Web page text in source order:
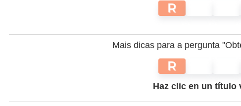
R
Mais dicas para a pergunta
R
Haz clic en un título